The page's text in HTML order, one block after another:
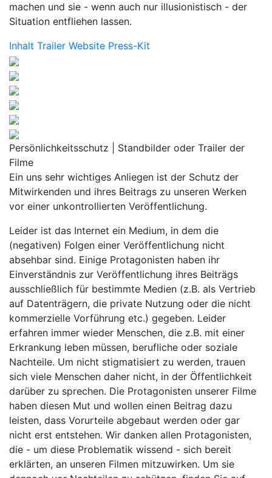
machen und sie - wenn auch nur illusionistisch - der
Situation entfliehen lassen.
Inhalt Trailer Website Press-Kit
Persönlichkeitsschutz | Standbilder oder Trailer der
Filme
Ein uns sehr wichtiges Anliegen ist der Schutz der
Mitwirkenden und ihres Beitrags zu unseren Werken
vor einer unkontrollierten Veröffentlichung.
Leider ist das Internet ein Medium, in dem die
(negativen) Folgen einer Veröffentlichung nicht
absehbar sind. Einige Protagonisten haben ihr
Einverständnis zur Veröffentlichung ihres Beiträgs
ausschließlich für bestimmte Medien (z.B. als Vertrieb
auf Datenträgern, die private Nutzung oder die nicht
kommerzielle Vorführung etc.) gegeben. Leider
erfahren immer wieder Menschen, die z.B. mit einer
Erkrankung leben müssen, berufliche oder soziale
Nachteile. Um nicht stigmatisiert zu werden, trauen
sich viele Menschen daher nicht, in der Öffentlichkeit
darüber zu sprechen. Die Protagonisten unserer Filme
haben diesen Mut und wollen einen Beitrag dazu
leisten, dass Vorurteile abgebaut werden oder gar
nicht erst entstehen. Wir danken allen Protagonisten,
die - um diese Problematik wissend - sich bereit
erklärten, an unseren Filmen mitzuwirken. Um sie